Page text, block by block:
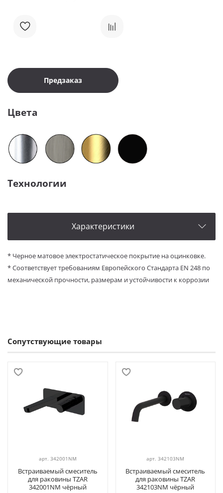
Предзаказ
Цвета
Технологии
Характеристики
* Черное матовое электростатическое покрытие на оцинковке.
* Соответствует требованиям Европейского Стандарта EN 248 по
механической прочности, размерам и устойчивости к коррозии
Сопутствующие товары
арт. 342001NM
Встраиваемый смеситель
для раковины TZAR
342001NM чёрный
арт.342103NM
Встраиваемый смеситель
для раковины TZAR
342103NM чёрный